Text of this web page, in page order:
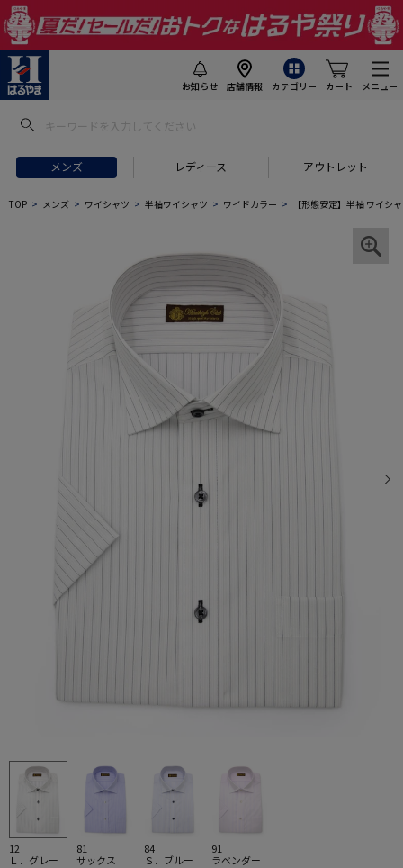
お知らせ 店舗情報 カテゴリー カート メニュー
メンズ レディース アウトレット
TOP メンズ ワイシャツ 半袖ワイシャツ ワイドカラー 【形態安定】半袖 ワイシ
12
Ｌ．グレー
81
サックス
84
Ｓ．ブルー
91
ラベンダー